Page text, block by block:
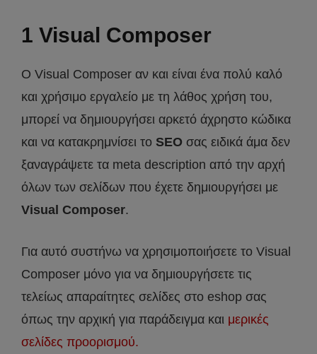
1 Visual Composer
Ο Visual Composer αν και είναι ένα πολύ καλό
και χρήσιμο εργαλείο με τη λάθος χρήση του,
μπορεί να δημιουργήσει αρκετό άχρηστο κώδικα
και να κατακρημνίσει το SEO σας ειδικά άμα δεν
ξαναγράψετε τα meta description από την αρχή
όλων των σελίδων που έχετε δημιουργήσει με
Visual Composer.
Για αυτό συστήνω να χρησιμοποιήσετε το Visual
Composer μόνο για να δημιουργήσετε τις
τελείως απαραίτητες σελίδες στο eshop σας
όπως την αρχική για παράδειγμα και μερικές
σελίδες προορισμού.